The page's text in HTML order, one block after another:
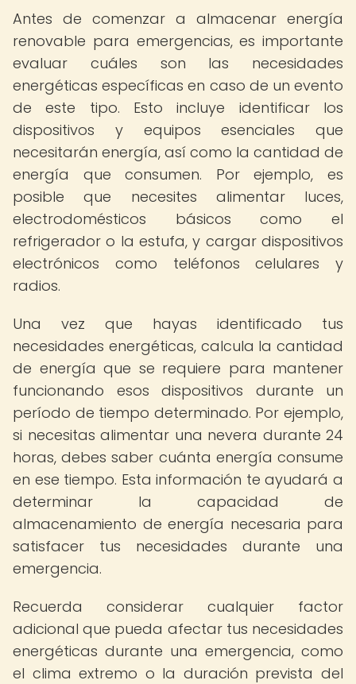
Antes de comenzar a almacenar energía
renovable para emergencias, es importante
evaluar cuáles son las necesidades
energéticas específicas en caso de un evento
de este tipo. Esto incluye identificar los
dispositivos y equipos esenciales que
necesitarán energía, así como la cantidad de
energía que consumen. Por ejemplo, es
posible que necesites alimentar luces,
electrodomésticos básicos como el
refrigerador o la estufa, y cargar dispositivos
electrónicos como teléfonos celulares y
radios.
Una vez que hayas identificado tus
necesidades energéticas, calcula la cantidad
de energía que se requiere para mantener
funcionando esos dispositivos durante un
período de tiempo determinado. Por ejemplo,
si necesitas alimentar una nevera durante 24
horas, debes saber cuánta energía consume
en ese tiempo. Esta información te ayudará a
determinar la capacidad de
almacenamiento de energía necesaria para
satisfacer tus necesidades durante una
emergencia.
Recuerda considerar cualquier factor
adicional que pueda afectar tus necesidades
energéticas durante una emergencia, como
el clima extremo o la duración prevista del